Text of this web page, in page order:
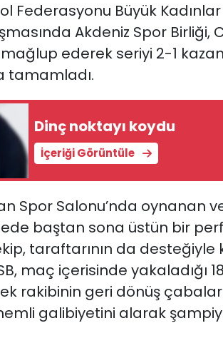
Federasyonu Büyük
Akdeniz Spor
mağlup ederek seriyi 2-1
tamamladı.
Dinç noktayı koydu
İçeriği Görüntüle
Spor Salonu’nda oynanan
baştan sona üstün bir
taraftarının da
maç içerisinde yakaladığı 18
rakibinin geri dönüş
galibiyetini alarak